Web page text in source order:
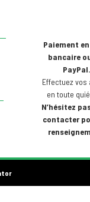
Paiement
bancaire
PayPal.
Effectuez vos
en toute
N’hésitez
contacter